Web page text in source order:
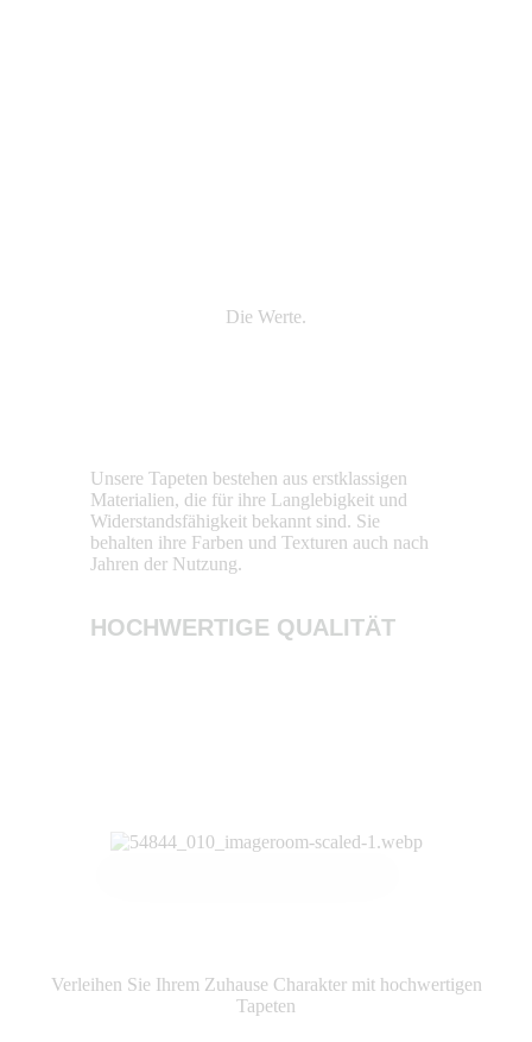
Die Werte.
Unsere Tapeten bestehen aus erstklassigen
Materialien, die für ihre Langlebigkeit und
Widerstandsfähigkeit bekannt sind. Sie
behalten ihre Farben und Texturen auch nach
Jahren der Nutzung.
HOCHWERTIGE QUALITÄT
Verleihen Sie Ihrem Zuhause Charakter mit hochwertigen
Tapeten